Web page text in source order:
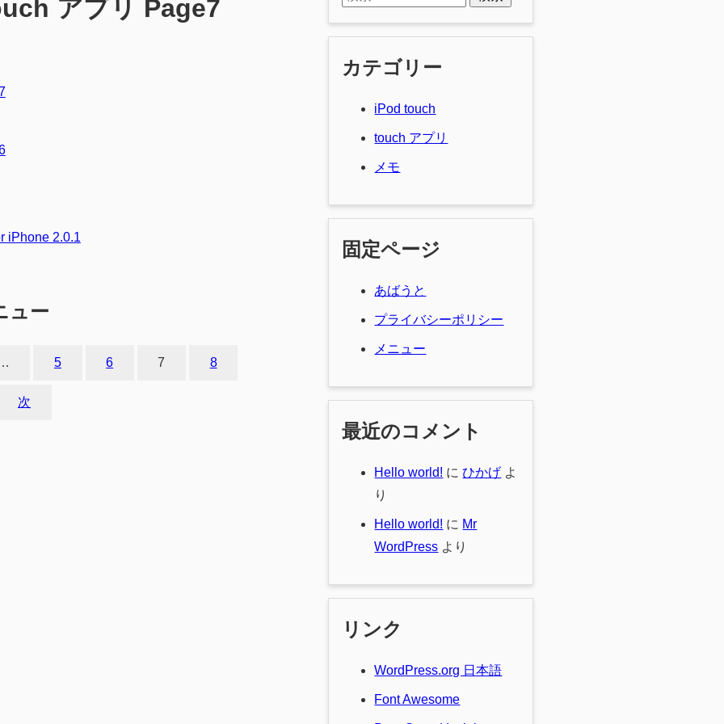
アプリ Page7
iPhone 2.0.1
ュー
5 6 7 8
次
カテゴリー
iPod touch
touch アプリ
メモ
固定ページ
あばうと
プライバシーポリシー
メニュー
最近のコメント
Hello world! にひかげ よ
り
Hello world! に Mr
WordPress より
リンク
WordPress.org 日本語
Font Awesome